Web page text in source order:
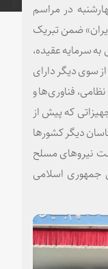
در مراسم
ضمن تبریک
سرمایه عقیده،
از سوی دیگر دارای
فناوری‌ها و
که پیش از
دیگر کشورها
نیروهای مسلح
جمهوری اسلامی